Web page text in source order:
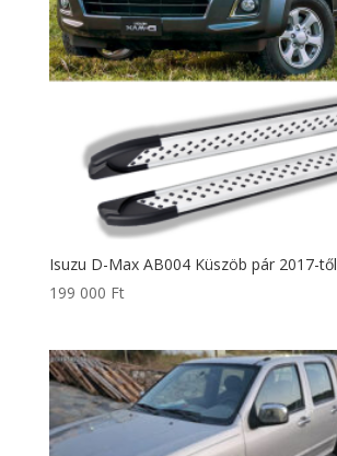
Isuzu D-Max AB004 Küszöb pár 2017-től
199 000 Ft